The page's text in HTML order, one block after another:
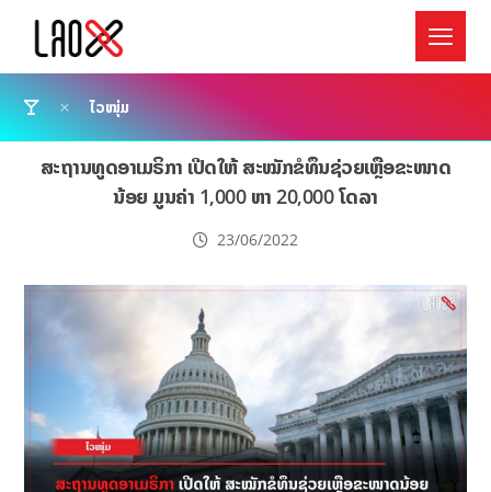
ໄວໜຸ່ມ
ສະຖານທູດອາເມຣິກາ ເປີດໃຫ້ ສະໝັກຂໍທຶນຊ່ວຍເຫຼືອຂະໜາດ
ນ້ອຍ ມູນຄ່າ 1,000 ຫາ 20,000 ໂດລາ
23/06/2022